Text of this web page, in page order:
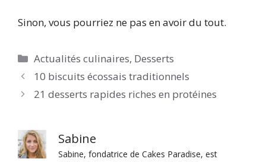
Sinon, vous pourriez ne pas en avoir du tout.
Catégories
Actualités culinaires, Desserts
10 biscuits écossais traditionnels
21 desserts rapides riches en protéines
Sabine
Sabine, fondatrice de Cakes Paradise, est